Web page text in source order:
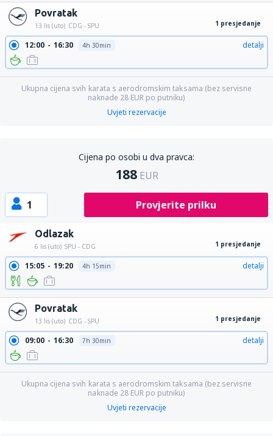
Povratak
13 lis (uto) CDG - SPU 1 presjedanje
12:00 16:30 4h 30min detalji
Ukupna cijena svih karata s aerodromskim taksama (bez servisne
naknade 28 EUR po putniku)
Uvjeti rezervacije
Cijena po osobi u dva pravca:
188 EUR
1 Provjerite prilku
Odlazak
6 lis (uto) SPU - CDG 1 presjedanje
15:05 19:20 4h 15min detalji
Povratak
13 lis (uto) CDG - SPU 1 presjedanje
09:00 16:30 7h 30min detalji
Ukupna cijena svih karata s aerodromskim taksama (bez servisne
naknade 28 EUR po putniku)
Uvjeti rezervacije